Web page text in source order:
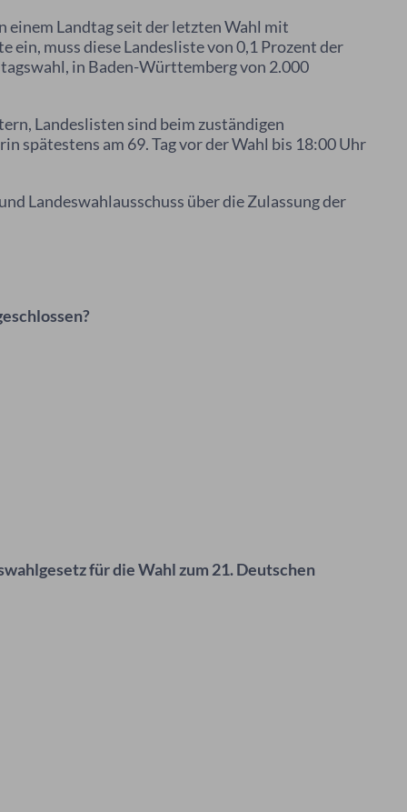
einem Landtag seit der letzten Wahl mit
muss diese Landesliste von 0,1 Prozent der
in Baden-Württemberg von 2.000
Landeslisten sind beim zuständigen
spätestens am 69. Tag vor der Wahl bis 18:00 Uhr
Landeswahlausschuss über die Zulassung der
für die Wahl zum 21. Deutschen